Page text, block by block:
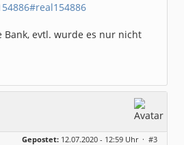
Bank, evtl. wurde es nur nicht
Gepostet: 12.07.2020 - 12:59 Uhr · #3